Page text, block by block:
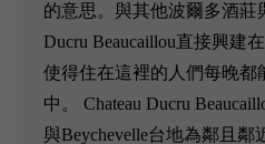
的意思。與其他波爾多酒莊
Ducru Beaucaillou直接興建
使得住在這裡的人們每晚都
中。 Chateau Ducru
與Beychevelle台地為鄰且鄰